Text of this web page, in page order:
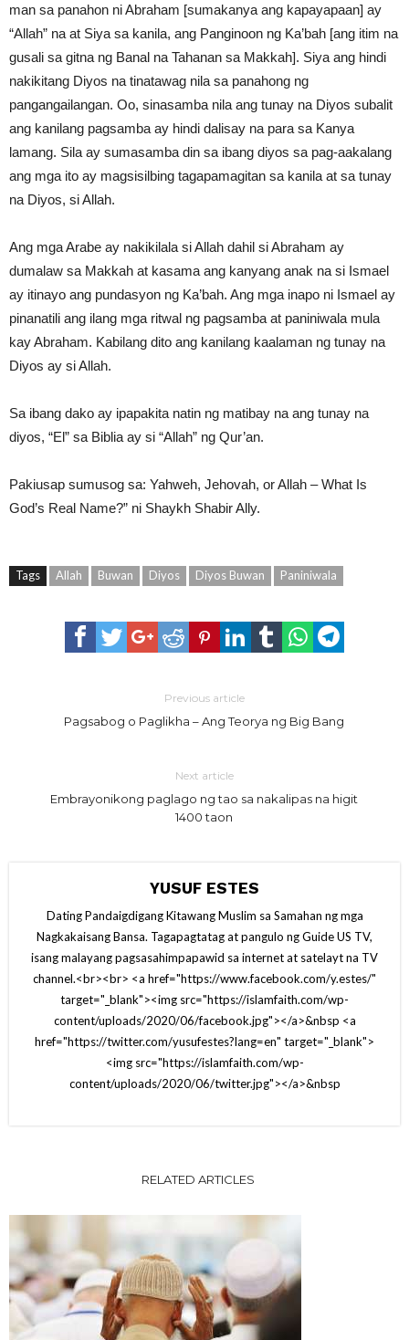
man sa panahon ni Abraham [sumakanya ang kapayapaan] ay
“Allah” na at Siya sa kanila, ang Panginoon ng Ka’bah [ang itim na
gusali sa gitna ng Banal na Tahanan sa Makkah]. Siya ang hindi
nakikitang Diyos na tinatawag nila sa panahong ng
pangangailangan. Oo, sinasamba nila ang tunay na Diyos subalit
ang kanilang pagsamba ay hindi dalisay na para sa Kanya
lamang. Sila ay sumasamba din sa ibang diyos sa pag-aakalang
ang mga ito ay magsisilbing tagapamagitan sa kanila at sa tunay
na Diyos, si Allah.
Ang mga Arabe ay nakikilala si Allah dahil si Abraham ay
dumalaw sa Makkah at kasama ang kanyang anak na si Ismael
ay itinayo ang pundasyon ng Ka’bah. Ang mga inapo ni Ismael ay
pinanatili ang ilang mga ritwal ng pagsamba at paniniwala mula
kay Abraham. Kabilang dito ang kanilang kaalaman ng tunay na
Diyos ay si Allah.
Sa ibang dako ay ipapakita natin ng matibay na ang tunay na
diyos, “El” sa Biblia ay si “Allah” ng Qur’an.
Pakiusap sumusog sa: Yahweh, Jehovah, or Allah – What Is
God’s Real Name?” ni Shaykh Shabir Ally.
Tags Allah Buwan Diyos Diyos Buwan Paniniwala
Previous article
Pagsabog o Paglikha – Ang Teorya ng Big Bang
Next article
Embrayonikong paglago ng tao sa nakalipas na higit
1400 taon
YUSUF ESTES
Dating Pandaigdigang Kitawang Muslim sa Samahan ng mga
Nagkakaisang Bansa. Tagapagtatag at pangulo ng Guide US TV,
isang malayang pagsasahimpapawid sa internet at satelayt na TV
channel.<br><br> <a href="https://www.facebook.com/y.estes/"
target="_blank"><img src="https://islamfaith.com/wp-
content/uploads/2020/06/facebook.jpg"></a>&nbsp <a
href="https://twitter.com/yusufestes?lang=en" target="_blank">
<img src="https://islamfaith.com/wp-
content/uploads/2020/06/twitter.jpg"></a>&nbsp
RELATED ARTICLES